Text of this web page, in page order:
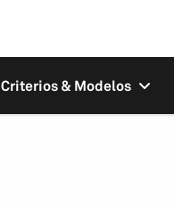
Criterios & Modelos